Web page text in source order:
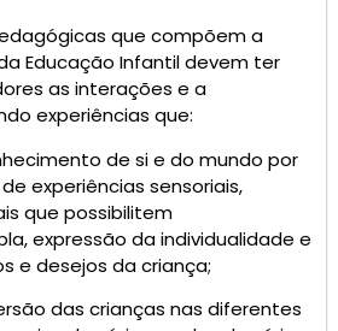
que compõem a
Educação Infantil devem ter
as interações e a
experiências que:
de si e do mundo por
experiências sensoriais,
que possibilitem
expressão da individualidade e
e desejos da criança;
das crianças nas diferentes